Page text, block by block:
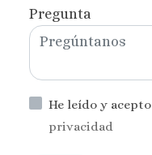
Pregunta
He leído y acepto
privacidad